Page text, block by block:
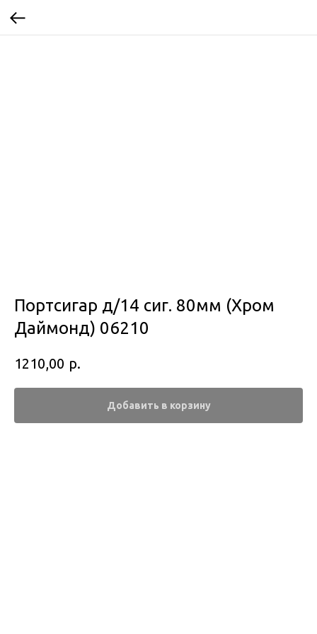
Портсигар д/14 сиг. 80мм (Хром
Даймонд) 06210
1210,00 р.
Добавить в корзину